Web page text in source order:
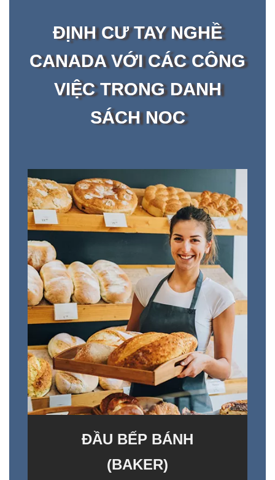
ĐỊNH CƯ TAY NGHỀ
CANADA VỚI CÁC CÔNG
VIỆC TRONG DANH
SÁCH NOC
ĐẦU BẾP BÁNH
(BAKER)